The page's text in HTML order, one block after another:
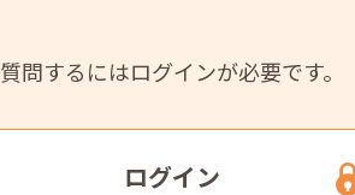
質問するにはログインが必要です。
ログイン